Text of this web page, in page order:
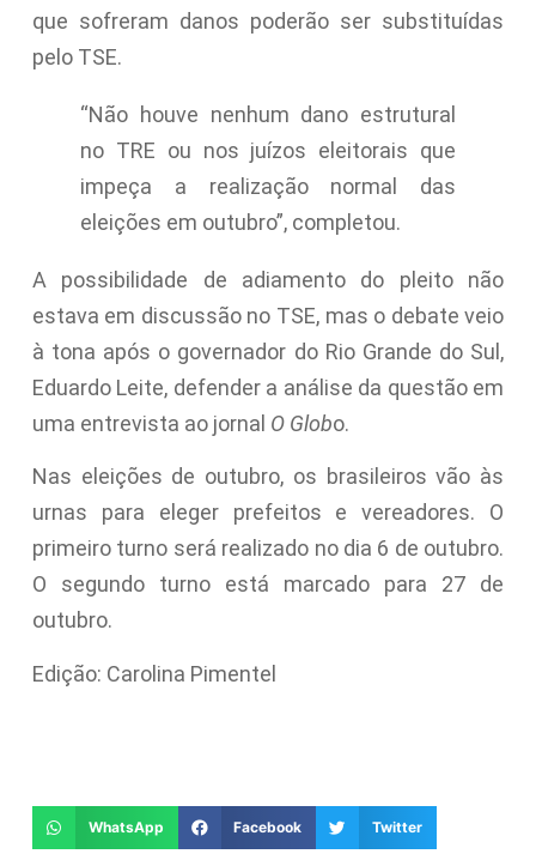
que sofreram danos poderão ser substituídas
pelo TSE.
“Não houve nenhum dano estrutural
no TRE ou nos juízos eleitorais que
impeça a realização normal das
eleições em outubro”, completou.
A possibilidade de adiamento do pleito não
estava em discussão no TSE, mas o debate veio
à tona após o governador do Rio Grande do Sul,
Eduardo Leite, defender a análise da questão em
uma entrevista ao jornal O Globo.
Nas eleições de outubro, os brasileiros vão às
urnas para eleger prefeitos e vereadores. O
primeiro turno será realizado no dia 6 de outubro.
O segundo turno está marcado para 27 de
outubro.
Edição: Carolina Pimentel
WhatsApp Facebook Twitter